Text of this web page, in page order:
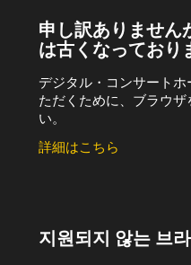
申し訳ありません
は古くなっており
デジタル・コンサート
ただくために、ブラウ
い。
詳細はこちら
지원되지 않는 브